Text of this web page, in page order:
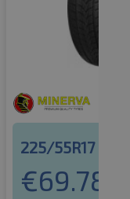
225/55R17 97H
€69.78